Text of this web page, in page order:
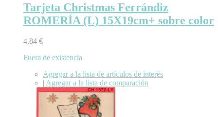
Tarjeta Christmas Ferrándiz
ROMERÍA (L) 15X19cm+ sobre color
4,84 €
Fuera de existencia
Agregar a la lista de artículos de interés
| Agregar a la lista de comparación